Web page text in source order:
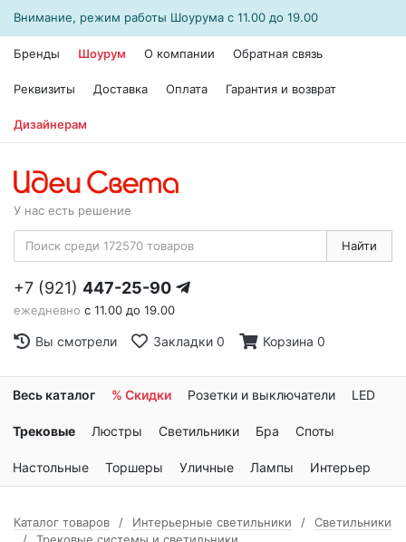
Внимание, режим работы Шоурума с 11.00 до 19.00
Бренды Шоурум О компании Обратная связь
Реквизиты Доставка Оплата Гарантия и возврат
Дизайнерам
У нас есть решение
Найти
+7 (921) 447-25-90
ежедневно с 11.00 до 19.00
Вы смотрели Закладки 0 Корзина 0
Весь каталог % Скидки Розетки и выключатели LED
Трековые Люстры Светильники Бра Споты
Настольные Торшеры Уличные Лампы Интерьер
Каталог товаров Интерьерные светильники
Светильники